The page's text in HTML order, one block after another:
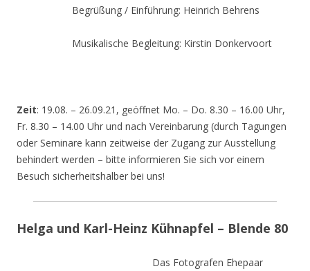
Begrüßung / Einführung: Heinrich Behrens
Musikalische Begleitung: Kirstin Donkervoort
Zeit: 19.08. – 26.09.21, geöffnet Mo. – Do. 8.30 – 16.00 Uhr,
Fr. 8.30 – 14.00 Uhr und nach Vereinbarung (durch Tagungen
oder Seminare kann zeitweise der Zugang zur Ausstellung
behindert werden – bitte informieren Sie sich vor einem
Besuch sicherheitshalber bei uns!
Helga und Karl-Heinz Kühnapfel – Blende 80
Das Fotografen Ehepaar